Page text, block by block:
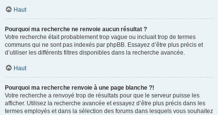
Haut
Pourquoi ma recherche ne renvoie aucun résultat ?
Votre recherche était probablement trop vague ou incluait trop de termes
communs qui ne sont pas indexés par phpBB. Essayez d’être plus précis et
d’utiliser les différents filtres disponibles dans la recherche avancée.
Haut
Pourquoi ma recherche renvoie à une page blanche ?!
Votre recherche a renvoyé trop de résultats pour que le serveur puisse les
afficher. Utilisez la recherche avancée et essayez d’être plus précis dans les
termes employés et dans la sélection des forums dans lesquels vous souhaitez